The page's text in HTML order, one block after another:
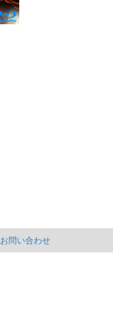
お問い合わせ